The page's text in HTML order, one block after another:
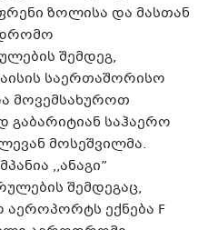
ზოლისა და მასთან
შემდეგ,
საერთაშორისო
მოვემსახუროთ
საჰაერო
მოსეშვილმა.
,,ანაგი”
შემდეგაც,
ექნება F